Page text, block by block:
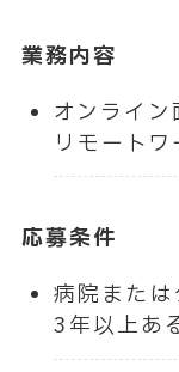
業務内容
オンライ
リモート
応募条件
病院また
3年以上あ